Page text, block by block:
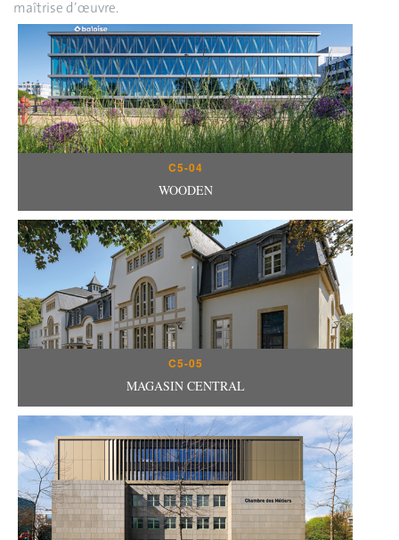
maîtrise d’œuvre.
C5-04
WOODEN
C5-05
MAGASIN CENTRAL